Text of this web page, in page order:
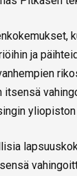
ja
itsensä